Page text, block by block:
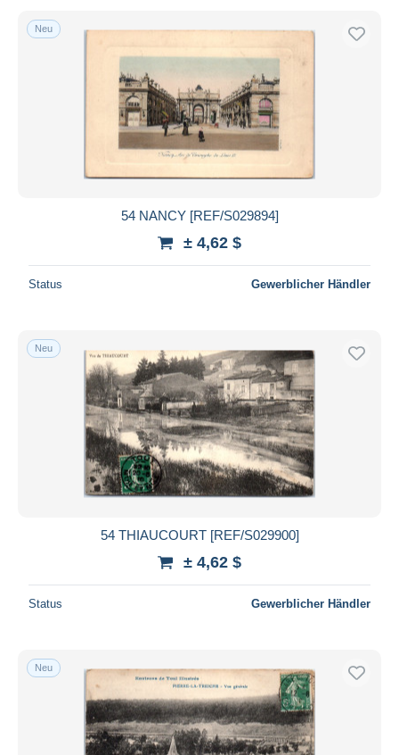
Übernehmen
Neu
54 NANCY [REF/S029894]
± 4,62 $
Status Gewerblicher Händler
Neu
54 THIAUCOURT [REF/S029900]
± 4,62 $
Status Gewerblicher Händler
Neu